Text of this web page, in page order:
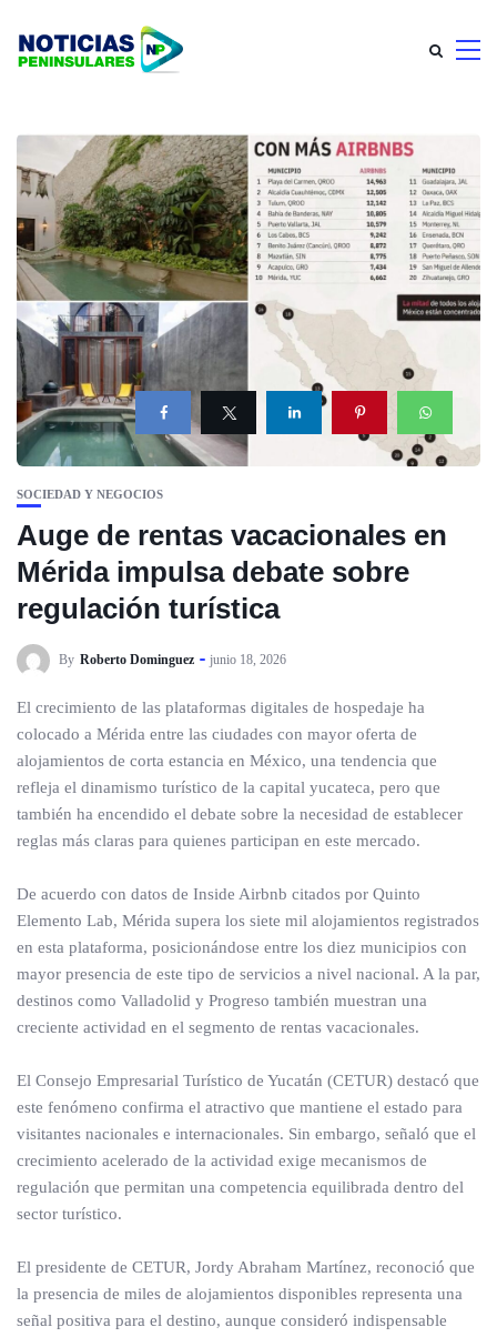
SOCIEDAD Y NEGOCIOS
Auge de rentas vacacionales en
Mérida impulsa debate sobre
regulación turística
By Roberto Dominguez junio 18, 2026
El crecimiento de las plataformas digitales de hospedaje ha
colocado a Mérida entre las ciudades con mayor oferta de
alojamientos de corta estancia en México, una tendencia que
refleja el dinamismo turístico de la capital yucateca, pero que
también ha encendido el debate sobre la necesidad de establecer
reglas más claras para quienes participan en este mercado.
De acuerdo con datos de Inside Airbnb citados por Quinto
Elemento Lab, Mérida supera los siete mil alojamientos registrados
en esta plataforma, posicionándose entre los diez municipios con
mayor presencia de este tipo de servicios a nivel nacional. A la par,
destinos como Valladolid y Progreso también muestran una
creciente actividad en el segmento de rentas vacacionales.
El Consejo Empresarial Turístico de Yucatán (CETUR) destacó que
este fenómeno confirma el atractivo que mantiene el estado para
visitantes nacionales e internacionales. Sin embargo, señaló que el
crecimiento acelerado de la actividad exige mecanismos de
regulación que permitan una competencia equilibrada dentro del
sector turístico.
El presidente de CETUR, Jordy Abraham Martínez, reconoció que
la presencia de miles de alojamientos disponibles representa una
señal positiva para el destino, aunque consideró indispensable